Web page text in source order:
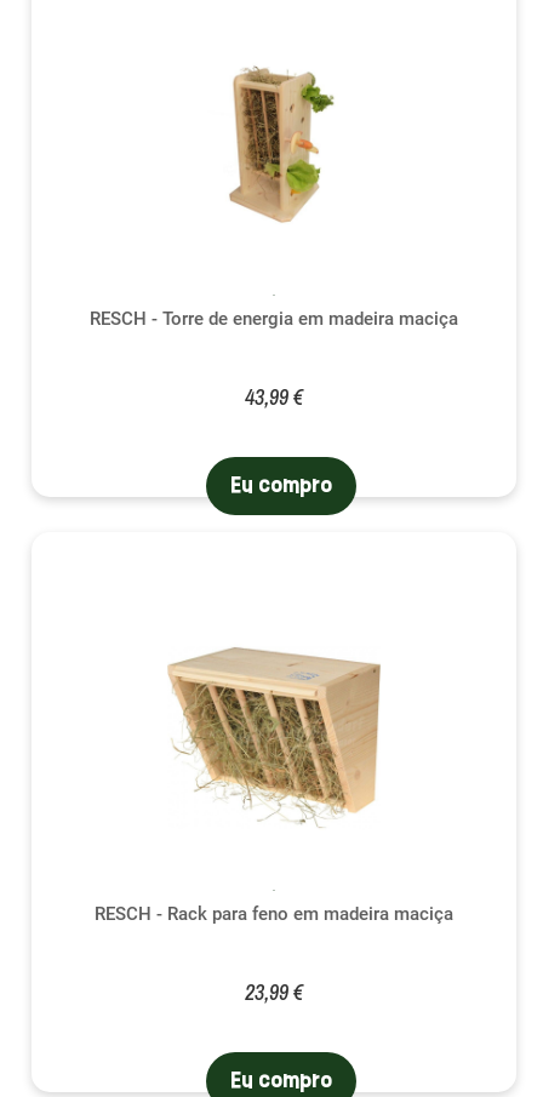
RESCH - Torre de energia em madeira maciça
43,99 €
Eu compro
RESCH - Rack para feno em madeira maciça
23,99 €
Eu compro